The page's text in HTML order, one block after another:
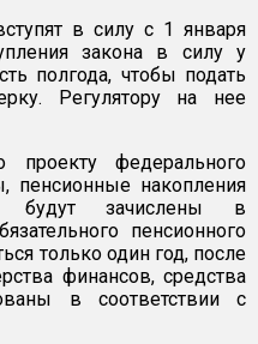
в силу с 1 января
закона в силу у
полгода, чтобы подать
Регулятору на нее
федерального
пенсионные накопления
зачислены в
пенсионного
только один год, после
финансов, средства
в соответствии с